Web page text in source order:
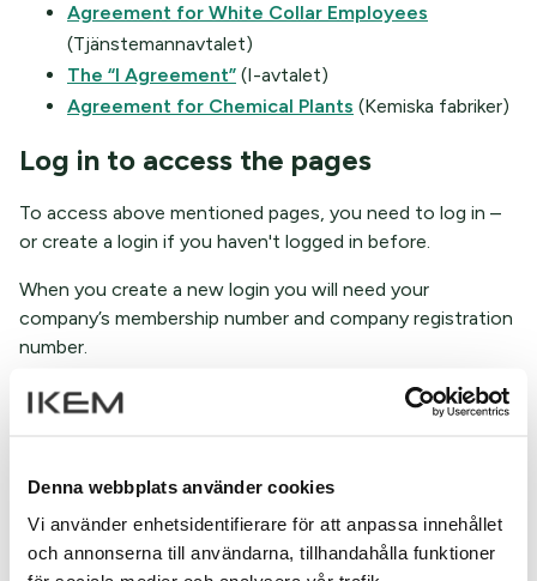
Denna webbplats använder cookies
Vi använder enhetsidentifierare för att anpassa innehållet
och annonserna till användarna, tillhandahålla funktioner
Agreement for White Collar Employees
(Tjänstemannavtalet)
The “I Agreement” (I-avtalet)
Agreement for Chemical Plants (Kemiska fabriker)
Log in to access the pages
To access above mentioned pages, you need to log in –
or create a login if you haven't logged in before.
When you create a new login you will need your
company’s membership number and company registration
number.
Log in or Create a login here
In English